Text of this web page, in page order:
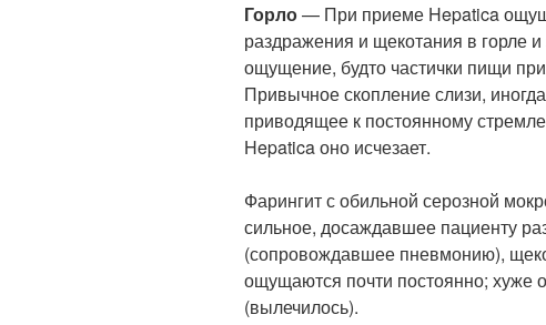
Горло— При приеме Hepatica
раздражения и щекотания в горле и
ощущение, будто частички пищи
Привычное скопление слизи,
приводящее к постоянному
Hepatica оно исчезает.
Фарингит с обильной серозной
сильное, досаждавшее пациенту
(сопровождавшее пневмонию),
ощущаются почти постоянно; хуже
(вылечилось).